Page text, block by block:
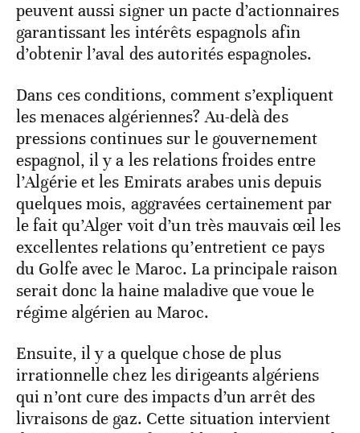
peuvent aussi signer un pacte d’actionnaires
garantissant les intérêts espagnols afin
d’obtenir l’aval des autorités espagnoles.
Dans ces conditions, comment s’expliquent
les menaces algériennes? Au-delà des
pressions continues sur le gouvernement
espagnol, il y a les relations froides entre
l’Algérie et les Emirats arabes unis depuis
quelques mois, aggravées certainement par
le fait qu’Alger voit d’un très mauvais œil les
excellentes relations qu’entretient ce pays
du Golfe avec le Maroc. La principale raison
serait donc la haine maladive que voue le
régime algérien au Maroc.
Ensuite, il y a quelque chose de plus
irrationnelle chez les dirigeants algériens
qui n’ont cure des impacts d’un arrêt des
livraisons de gaz. Cette situation intervient